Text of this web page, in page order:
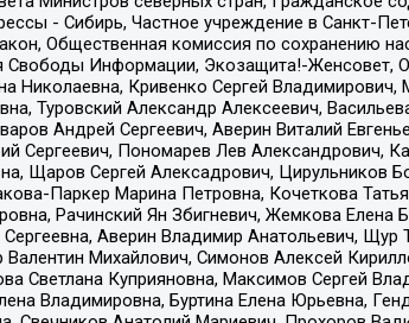
- Сибирь, Частное учреждение в Санкт-
Общественная комиссия по сохранению
Свободы Информации, Экозащита!-Женсовет,
Николаевна, Кривенко Сергей
Туровский Александр Алексеевич,
Андрей Сергеевич, Аверин Виталий
Сергеевич, Пономарев Лев Александрович,
Щаров Сергей Алексадрович, Цирульников
Паркер Марина Петровна, Кочеткова
Рачинский Ян Збигневич, Жемкова
Аверин Владимир Анатольевич,
Михайлович, Симонов Алексей
Светлана Куприяновна, Максимов Сергей
Владимировна, Буртина Елена Юрьевна,